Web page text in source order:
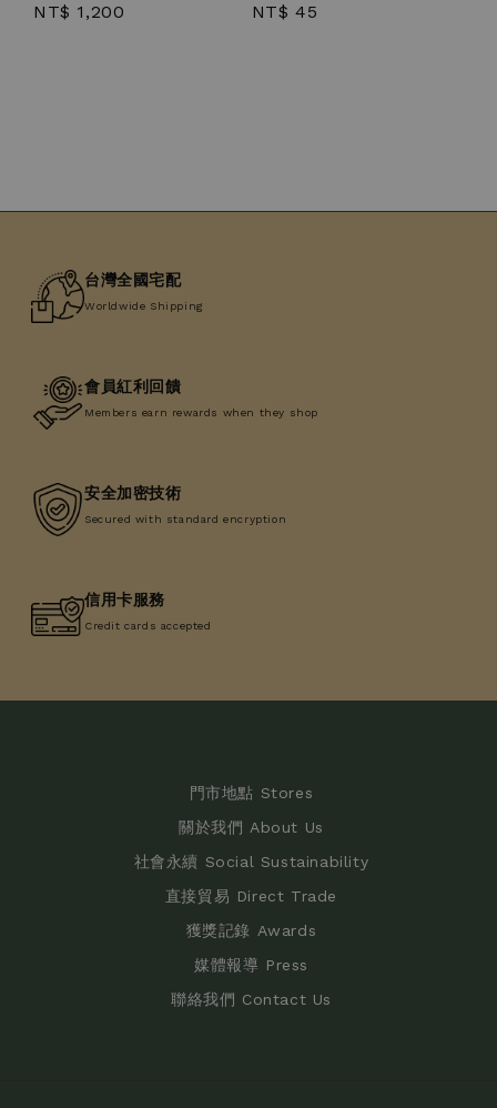
Regular
NT$ 1,200
Regular
NT$ 45
台灣全國宅配
Worldwide Shipping
會員紅利回饋
Members earn rewards when they shop
安全加密技術
Secured with standard encryption
信用卡服務
Credit cards accepted
門市地點 Stores
關於我們 About Us
社會永續 Social Sustainability
直接貿易 Direct Trade
獲獎記錄 Awards
媒體報導 Press
聯絡我們 Contact Us